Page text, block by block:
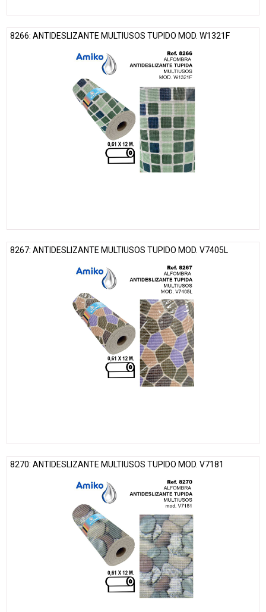
8266: ANTIDESLIZANTE MULTIUSOS TUPIDO MOD. W1321F
8267: ANTIDESLIZANTE MULTIUSOS TUPIDO MOD. V7405L
8270: ANTIDESLIZANTE MULTIUSOS TUPIDO MOD. V7181